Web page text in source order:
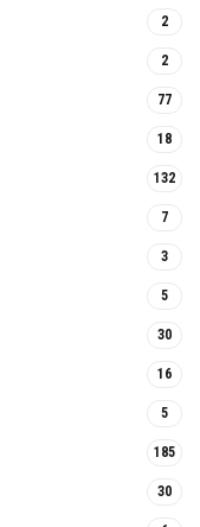
2
2
77
18
132
7
3
5
30
16
5
185
30